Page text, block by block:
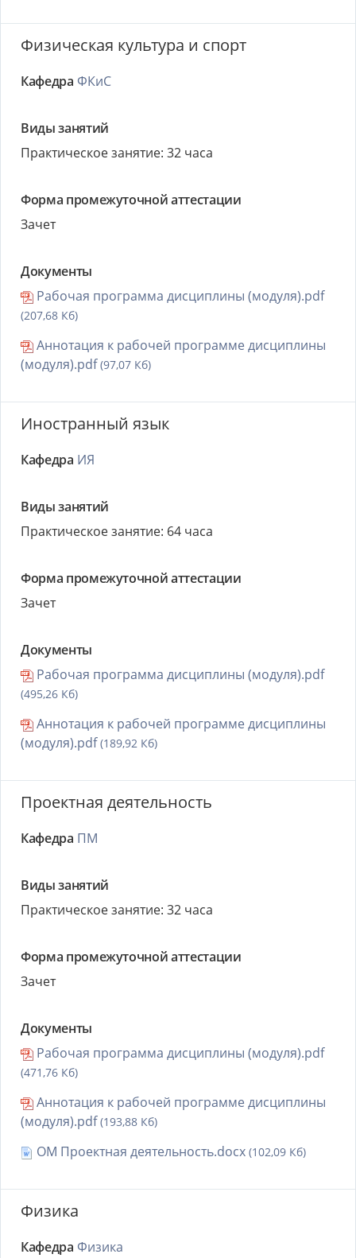
Физическая культура и спорт
Кафедра ФКиС
Виды занятий
Практическое занятие: 32 часа
Форма промежуточной аттестации
Зачет
Документы
Рабочая программа дисциплины (модуля).pdf
(207,68 Кб)
Аннотация к рабочей программе дисциплины
(модуля).pdf(97,07 Кб)
Иностранный язык
Кафедра ИЯ
Виды занятий
Практическое занятие: 64 часа
Форма промежуточной аттестации
Зачет
Документы
Рабочая программа дисциплины (модуля).pdf
(495,26 Кб)
Аннотация к рабочей программе дисциплины
(модуля).pdf(189,92 Кб)
Проектная деятельность
Кафедра ПМ
Виды занятий
Практическое занятие: 32 часа
Форма промежуточной аттестации
Зачет
Документы
Рабочая программа дисциплины (модуля).pdf
(471,76 Кб)
Аннотация к рабочей программе дисциплины
(модуля).pdf(193,88 Кб)
ОМ Проектная деятельность.docx (102,09 Кб)
Физика
Кафедра Физика